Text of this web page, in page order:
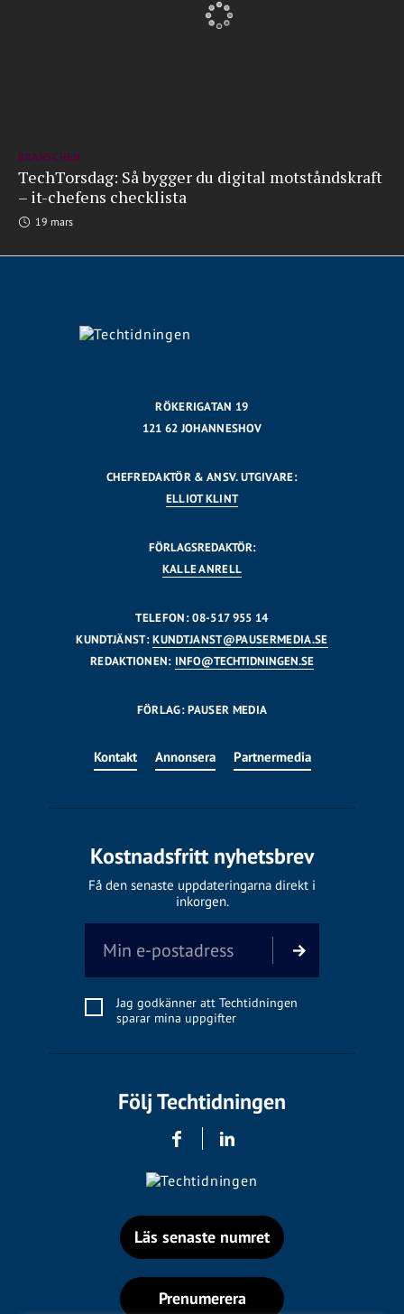
BRANSCHEN
TechTorsdag: Så bygger du digital motståndskraft
– it-chefens checklista
19 mars
RÖKERIGATAN 19
121 62 JOHANNESHOV
CHEFREDAKTÖR & ANSV. UTGIVARE:
ELLIOT KLINT
FÖRLAGSREDAKTÖR:
KALLE ANRELL
TELEFON: 08-517 955 14
KUNDTJÄNST:KUNDTJANST@PAUSERMEDIA.SE
REDAKTIONEN: INFO@TECHTIDNINGEN.SE
FÖRLAG: PAUSER MEDIA
Kontakt Annonsera Partnermedia
Kostnadsfritt nyhetsbrev
Få den senaste uppdateringarna direkt i
inkorgen.
Jag godkänner att Techtidningen
sparar mina uppgifter
Följ Techtidningen
Läs senaste numret
Prenumerera